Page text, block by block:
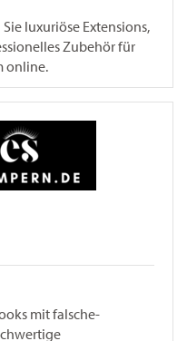
luxuriöse Extensions,
Zubehör für
online.
mit falsche-